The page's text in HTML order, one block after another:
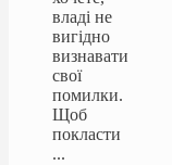
владі не
вигідно
визнавати
свої
помилки.
Щоб
покласти
...